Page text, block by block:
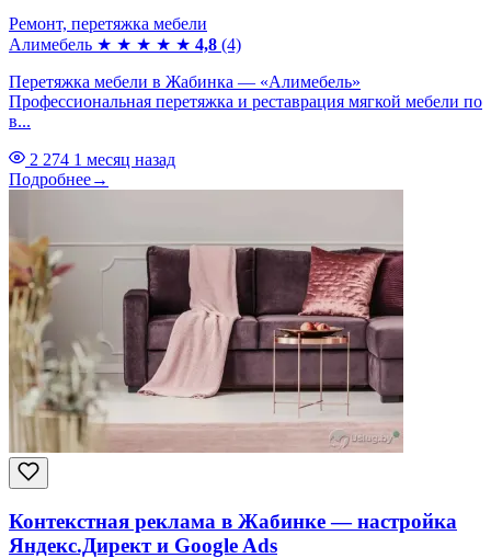
Ремонт, перетяжка мебели
Алимебель ★ ★ ★ ★ ★ 4,8 (4)
Перетяжка мебели в Жабинка — «Алимебель»
Профессиональная перетяжка и реставрация мягкой мебели по
в...
2 274 1 месяц назад
Подробнее→
Контекстная реклама в Жабинке — настройка
Яндекс.Директ и Google Ads